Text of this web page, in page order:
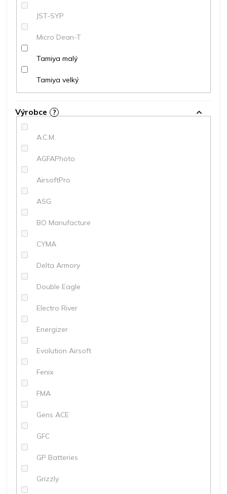
JST-SYP
Micro Dean-T
Tamiya malý
Tamiya velký
Výrobce ?
A.C.M.
AGFAPhoto
AirsoftPro
ASG
BO Manufacture
CYMA
Delta Armory
Double Eagle
Electro River
Energizer
Evolution Airsoft
Fenix
FMA
Gens ACE
GFC
GP Batteries
Grizzly